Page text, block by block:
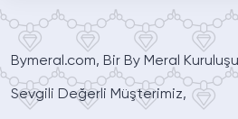
Bymeral.com, Bir By Meral
Sevgili Değerli Müşterimiz,